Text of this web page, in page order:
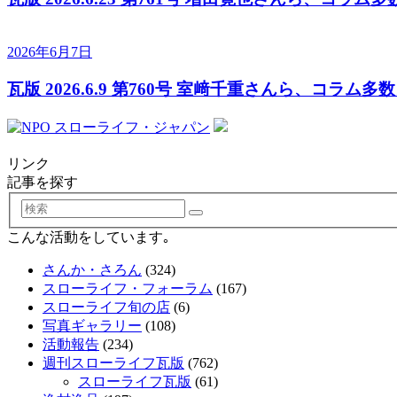
2026年6月7日
瓦版 2026.6.9 第760号 室﨑千重さんら、コラム多
リンク
記事を探す
検
索
こんな活動をしています｡
さんか・さろん (324)
スローライフ・フォーラム (167)
スローライフ旬の店 (6)
写真ギャラリー (108)
活動報告 (234)
週刊スローライフ瓦版 (762)
スローライフ瓦版 (61)